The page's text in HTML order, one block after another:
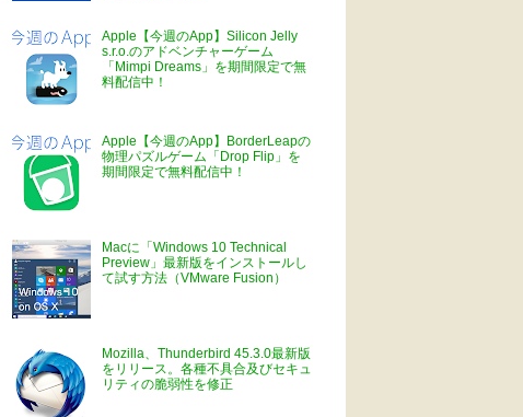
Apple【今週のApp】Silicon Jelly
s.r.o.のアドベンチャーゲーム
「Mimpi Dreams」を期間限定で無
料配信中！
Apple【今週のApp】BorderLeapの
物理パズルゲーム「Drop Flip」を
期間限定で無料配信中！
Macに「Windows 10 Technical
Preview」最新版をインストールし
て試す方法（VMware Fusion）
Mozilla、Thunderbird 45.3.0最新版
をリリース。各種不具合及びセキュ
リティの脆弱性を修正